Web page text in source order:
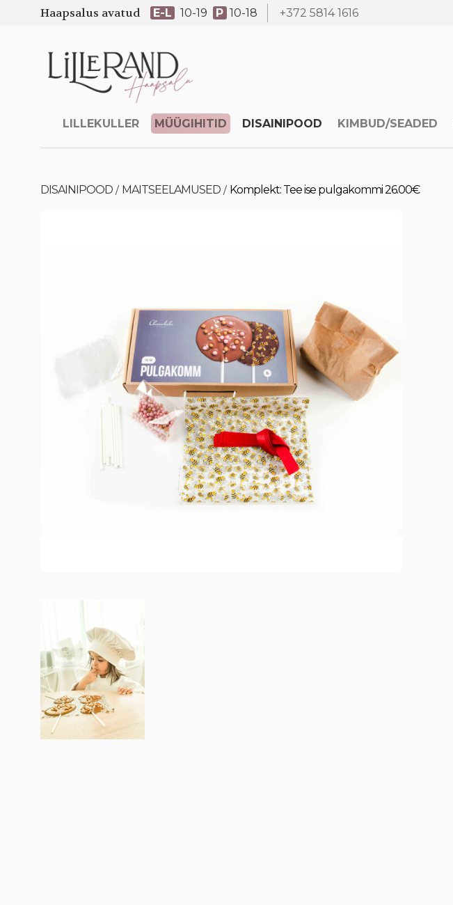
Haapsalus avatud E-L 10-19 P 10-18 +372 5814 1616
LILLEKULLER MÜÜGIHITID DISAINIPOOD KIMBUD/SEADED
DISAINIPOOD / MAITSEELAMUSED / Komplekt: Tee ise pulgakommi 26.00€